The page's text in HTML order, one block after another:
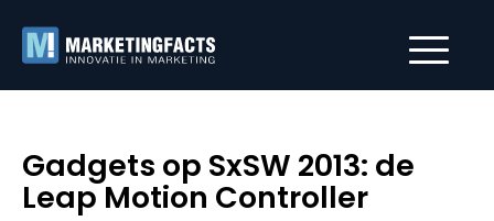
Gadgets op SxSW 2013: de
Leap Motion Controller